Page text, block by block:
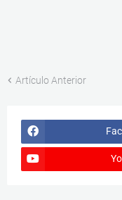
Artículo Anterior